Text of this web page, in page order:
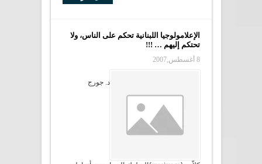
الإعلامولوجيا اللبنانية تحكم على الناس، ولا
تحتكم إليهم … !!!
8 أغسطس,2007
د. جورج